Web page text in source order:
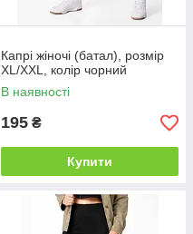
Капрі жіночі (батал), розмір
XL/XXL, колір чорний
В наявності
195 ₴
Купити